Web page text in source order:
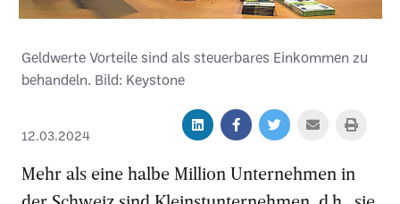
Geldwerte Vorteile sind als steuerbares Einkommen zu
behandeln. Bild: Keystone
12.03.2024
Mehr als eine halbe Million Unternehmen in